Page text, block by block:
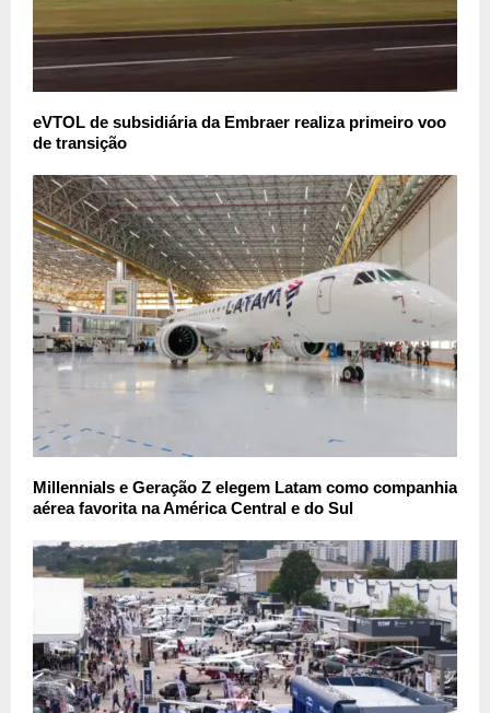
eVTOL de subsidiária da Embraer realiza primeiro voo
de transição
Millennials e Geração Z elegem Latam como companhia
aérea favorita na América Central e do Sul